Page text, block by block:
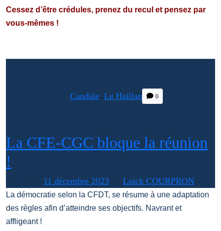
Cessez d’être crédules, prenez du recul et pensez par
vous-mêmes !
Candale, Le Haillan 0
La CFE-CGC bloque la réunion
!
11 décembre 2023 Loick COURPRON
La démocratie selon la CFDT, se résume à une adaptation
des règles afin d’atteindre ses objectifs. Navrant et
affligeant !